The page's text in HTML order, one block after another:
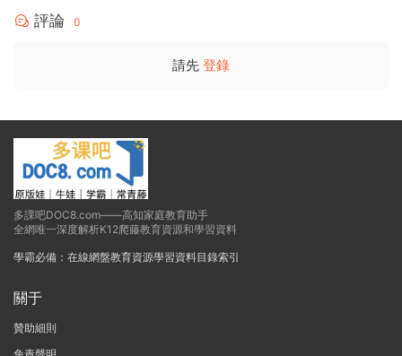
評論 0
請先 登錄
多課吧DOC8.com——高知家庭教育助手
全網唯一深度解析K12爬藤教育資源和學習資料
學霸必備：在線網盤教育資源學習資料目錄索引
關于
贊助細則
免責聲明